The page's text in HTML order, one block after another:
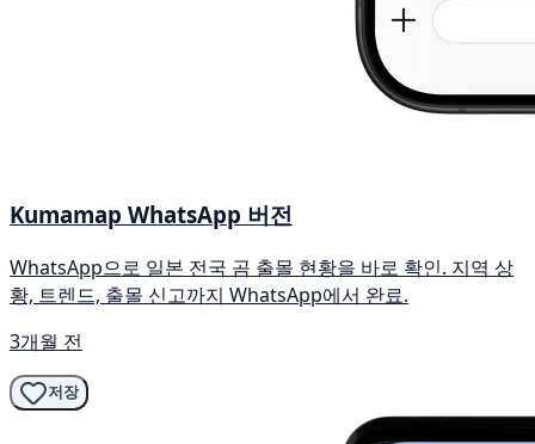
Kumamap WhatsApp 버전
WhatsApp으로 일본 전국 곰 출몰 현황을 바로 확인. 지역 상
황, 트렌드, 출몰 신고까지 WhatsApp에서 완료.
3개월 전
저장